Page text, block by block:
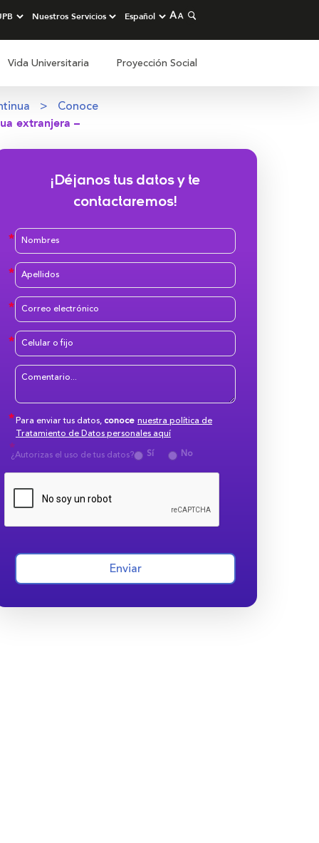
Vida Universitaria Proyección Social
Conoce
extranjera –
¡Déjanos tus datos y te
contactaremos!
Para enviar tus datos,conoce nuestra política de
Tratamiento de Datos personales aquí
¿Autorizas el uso de tus datos?
Sí No
Enviar